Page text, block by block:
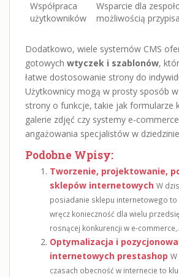
Współpraca
użytkowników
Wsparcie dla
możliwością
Dodatkowo, wiele systemów CMS
gotowych wtyczek i szablonów,
łatwe dostosowanie strony do
Użytkownicy mogą w prosty sposób
strony o funkcje, takie jak formularze
galerie zdjęć czy systemy e-
angażowania specjalistów w
Podobne Wpisy:
Tworzenie, projektowanie,
sklepów internetowych W
posiadanie sklepu internetowego to
wręcz konieczność dla wielu
rosnącej konkurencji w e-
Optymalizacja i
internetowych prestashop
czasach obecność w internecie to